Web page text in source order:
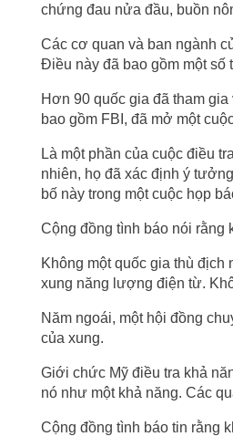
chứng đau nửa đầu, buồn
Các cơ quan và ban ngành
Điều này đã bao gồm một số
Hơn 90 quốc gia đã tham
bao gồm FBI, đã mở một
Là một phần của cuộc điều
nhiên, họ đã xác định ý
bố này trong một cuộc họp
Cộng đồng tình báo nói rằng
Không một quốc gia thù
xung năng lượng điện từ.
Năm ngoái, một hội đồng
của xung.
Giới chức Mỹ điều tra khả
nó như một khả năng. Các
Cộng đồng tình báo tin rằng